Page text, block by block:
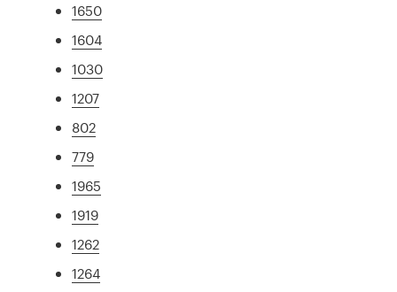
1650
1604
1030
1207
802
779
1965
1919
1262
1264